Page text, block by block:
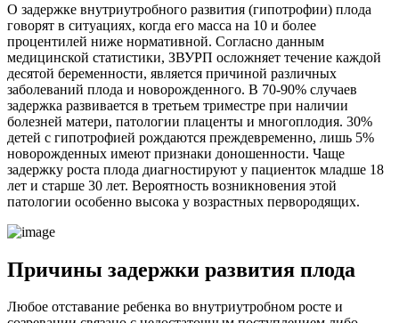
О задержке внутриутробного развития (гипотрофии) плода
говорят в ситуациях, когда его масса на 10 и более
процентилей ниже нормативной. Согласно данным
медицинской статистики, ЗВУРП осложняет течение каждой
десятой беременности, является причиной различных
заболеваний плода и новорожденного. В 70-90% случаев
задержка развивается в третьем триместре при наличии
болезней матери, патологии плаценты и многоплодия. 30%
детей с гипотрофией рождаются преждевременно, лишь 5%
новорожденных имеют признаки доношенности. Чаще
задержку роста плода диагностируют у пациенток младше 18
лет и старше 30 лет. Вероятность возникновения этой
патологии особенно высока у возрастных первородящих.
Причины задержки развития плода
Любое отставание ребенка во внутриутробном росте и